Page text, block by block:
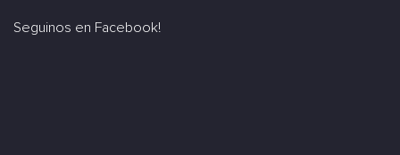
Seguinos en Facebook!